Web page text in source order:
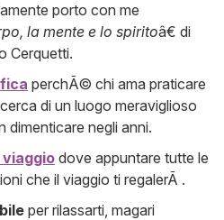
porto con me
la mente e lo spiritoâ€ di
Cerquetti.
perchÃ© chi ama praticare
di un luogo meraviglioso
dimenticare negli anni.
viaggio dove appuntare tutte le
che il viaggio ti regalerÃ .
per rilassarti, magari